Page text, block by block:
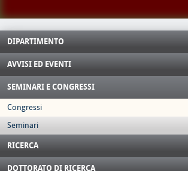
DIPARTIMENTO
AVVISI ED EVENTI
SEMINARI E CONGRESSI
Congressi
Seminari
RICERCA
DOTTORATO DI RICERCA